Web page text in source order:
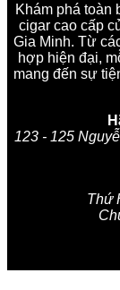
Khám phá toàn
cigar cao cấp
Gia Minh. Từ
hợp hiện đại,
mang đến sự
123 - 125
Thứ